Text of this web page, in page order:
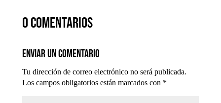
0 comentarios
Enviar un comentario
Tu dirección de correo electrónico no será publicada.
Los campos obligatorios están marcados con *